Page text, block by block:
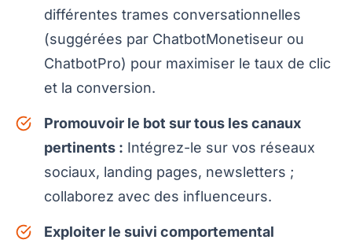
différentes trames conversationnelles
(suggérées par ChatbotMonetiseur ou
ChatbotPro) pour maximiser le taux de clic
et la conversion.
Promouvoir le bot sur tous les canaux
pertinents : Intégrez-le sur vos réseaux
sociaux, landing pages, newsletters ;
collaborez avec des influenceurs.
Exploiter le suivi comportemental